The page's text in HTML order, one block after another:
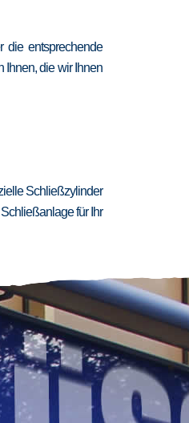
die entsprechende
Ihnen, die wir Ihnen
Schließzylinder
für Ihr